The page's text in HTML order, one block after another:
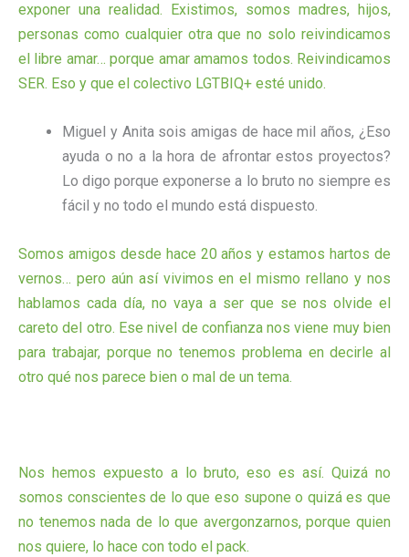
exponer una realidad. Existimos, somos madres, hijos,
personas como cualquier otra que no solo reivindicamos
el libre amar… porque amar amamos todos. Reivindicamos
SER. Eso y que el colectivo LGTBIQ+ esté unido.
Miguel y Anita sois amigas de hace mil años, ¿Eso
ayuda o no a la hora de afrontar estos proyectos?
Lo digo porque exponerse a lo bruto no siempre es
fácil y no todo el mundo está dispuesto.
Somos amigos desde hace 20 años y estamos hartos de
vernos… pero aún así vivimos en el mismo rellano y nos
hablamos cada día, no vaya a ser que se nos olvide el
careto del otro. Ese nivel de confianza nos viene muy bien
para trabajar, porque no tenemos problema en decirle al
otro qué nos parece bien o mal de un tema.
Nos hemos expuesto a lo bruto, eso es así. Quizá no
somos conscientes de lo que eso supone o quizá es que
no tenemos nada de lo que avergonzarnos, porque quien
nos quiere, lo hace con todo el pack.